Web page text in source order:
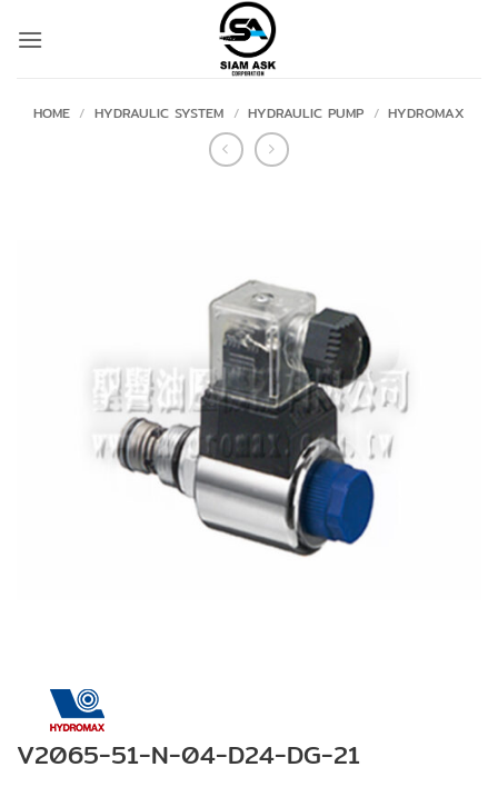
HOME / HYDRAULIC SYSTEM / HYDRAULIC PUMP / HYDROMAX
V2065-51-N-04-D24-DG-21